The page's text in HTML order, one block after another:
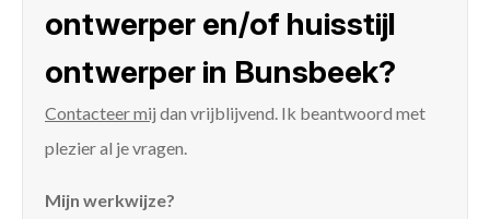
ontwerper en/of huisstijl
ontwerper in Bunsbeek?
Contacteer mij dan vrijblijvend. Ik beantwoord met
plezier al je vragen.
Mijn werkwijze?